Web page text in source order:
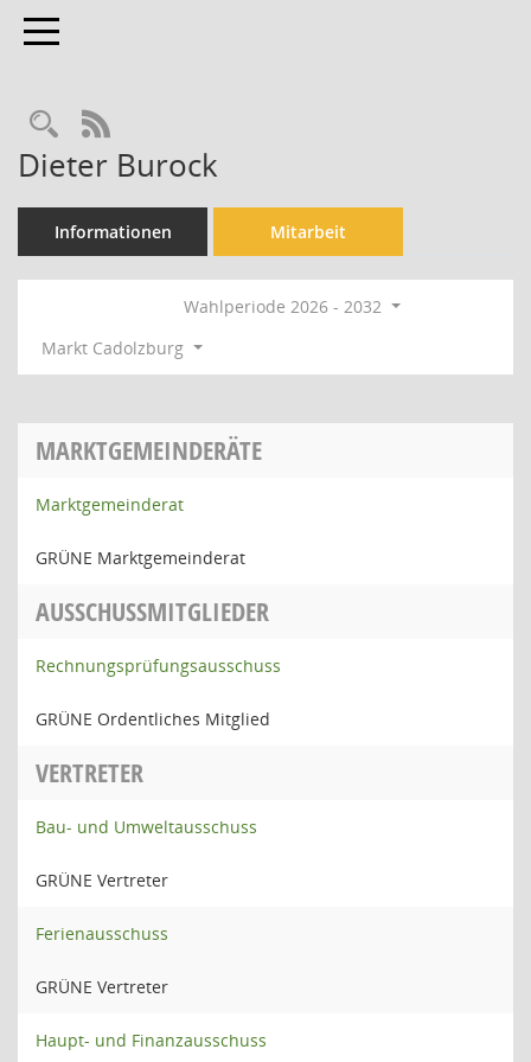
Toggle navigation
Rechercheauswahl
RSS-Feed
Dieter Burock
Informationen Mitarbeit
Wahlperiode 2026 - 2032
Markt Cadolzburg
MARKTGEMEINDERÄTE
Marktgemeinderat
GRÜNE Marktgemeinderat
AUSSCHUSSMITGLIEDER
Rechnungsprüfungsausschuss
GRÜNE Ordentliches Mitglied
VERTRETER
Bau- und Umweltausschuss
GRÜNE Vertreter
Ferienausschuss
GRÜNE Vertreter
Haupt- und Finanzausschuss